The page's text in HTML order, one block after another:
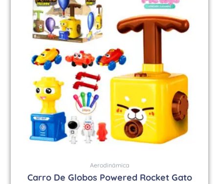
Aerodinámica
Carro De Globos Powered Rocket Gato